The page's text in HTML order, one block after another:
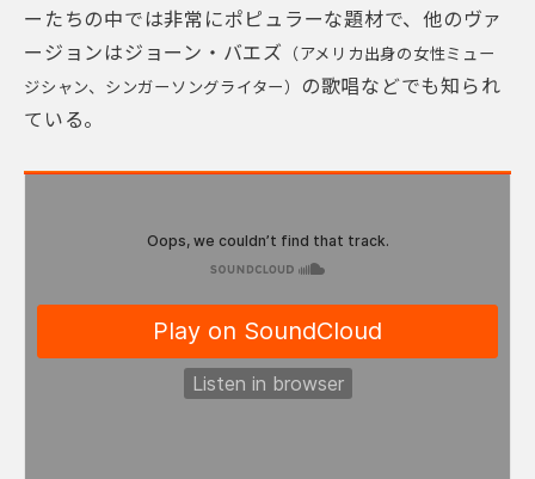
ーたちの中では非常にポピュラーな題材で、他のヴァ
ージョンはジョーン・バエズ
（アメリカ出身の女性ミュー
ジシャン、シンガーソングライター）
の歌唱などでも知られ
ている。